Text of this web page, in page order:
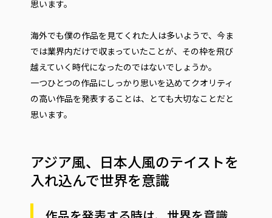
思います。
海外でも僕の作品を見てくれた人は多いようで、今ま
では業界内だけで収まっていたことが、その枠を飛び
越えていく時代になったのではないでしょうか。
一つひとつの作品にしっかり思いを込めてクオリティ
の高い作品を発表することは、とても大切なことだと
思います。
アジア風、日本人風のテイストを
入れ込んで世界を意識